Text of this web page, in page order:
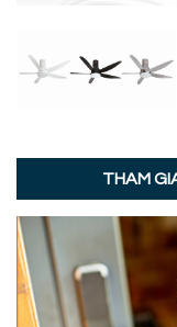
THAM